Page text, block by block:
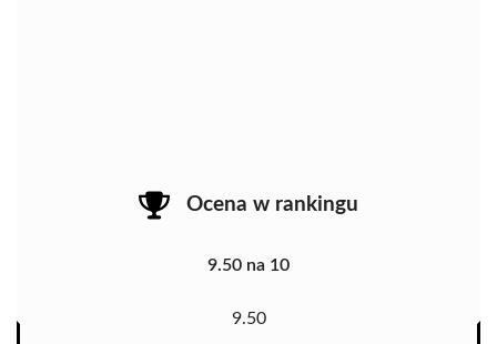
Ocena w rankingu
9.50 na 10
9.50